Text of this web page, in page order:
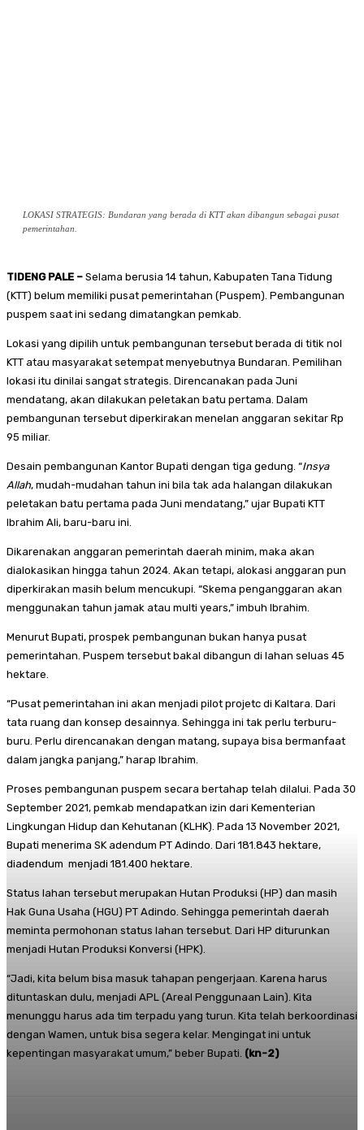
LOKASI STRATEGIS: Bundaran yang berada di KTT akan dibangun sebagai pusat
pemerintahan.
TIDENG PALE – Selama berusia 14 tahun, Kabupaten Tana Tidung
(KTT) belum memiliki pusat pemerintahan (Puspem). Pembangunan
puspem saat ini sedang dimatangkan pemkab.
Lokasi yang dipilih untuk pembangunan tersebut berada di titik nol
KTT atau masyarakat setempat menyebutnya Bundaran. Pemilihan
lokasi itu dinilai sangat strategis. Direncanakan pada Juni
mendatang, akan dilakukan peletakan batu pertama. Dalam
pembangunan tersebut diperkirakan menelan anggaran sekitar Rp
95 miliar.
Desain pembangunan Kantor Bupati dengan tiga gedung. “Insya
Allah, mudah-mudahan tahun ini bila tak ada halangan dilakukan
peletakan batu pertama pada Juni mendatang,” ujar Bupati KTT
Ibrahim Ali, baru-baru ini.
Dikarenakan anggaran pemerintah daerah minim, maka akan
dialokasikan hingga tahun 2024. Akan tetapi, alokasi anggaran pun
diperkirakan masih belum mencukupi. “Skema penganggaran akan
menggunakan tahun jamak atau multi years,” imbuh Ibrahim.
Menurut Bupati, prospek pembangunan bukan hanya pusat
pemerintahan. Puspem tersebut bakal dibangun di lahan seluas 45
hektare.
“Pusat pemerintahan ini akan menjadi pilot projetc di Kaltara. Dari
tata ruang dan konsep desainnya. Sehingga ini tak perlu terburu-
buru. Perlu direncanakan dengan matang, supaya bisa bermanfaat
dalam jangka panjang,” harap Ibrahim.
Proses pembangunan puspem secara bertahap telah dilalui. Pada 30
September 2021, pemkab mendapatkan izin dari Kementerian
Lingkungan Hidup dan Kehutanan (KLHK). Pada 13 November 2021,
Bupati menerima SK adendum PT Adindo. Dari 181.843 hektare,
diadendum menjadi 181.400 hektare.
Status lahan tersebut merupakan Hutan Produksi (HP) dan masih
Hak Guna Usaha (HGU) PT Adindo. Sehingga pemerintah daerah
meminta permohonan status lahan tersebut. Dari HP diturunkan
menjadi Hutan Produksi Konversi (HPK).
“Jadi, kita belum bisa masuk tahapan pengerjaan. Karena harus
dituntaskan dulu, menjadi APL (Areal Penggunaan Lain). Kita
menunggu harus ada tim terpadu yang turun. Kita telah berkoordinasi
dengan Wamen, untuk bisa segera kelar. Mengingat ini untuk
kepentingan masyarakat umum,” beber Bupati. (kn-2)